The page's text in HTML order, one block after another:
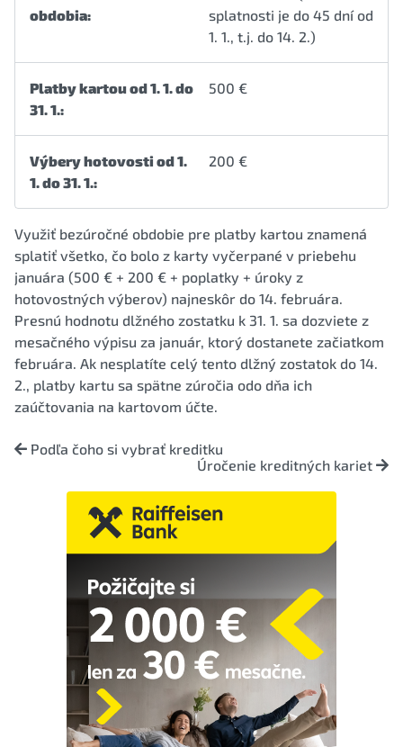
obdobia:
splatnosti je do 45 dní od
1. 1., t.j. do 14. 2.)
Platby kartou od 1. 1. do
31. 1.:
500 €
Výbery hotovosti od 1.
1. do 31. 1.:
200 €
Využiť bezúročné obdobie pre platby kartou znamená
splatiť všetko, čo bolo z karty vyčerpané v priebehu
januára (500 € + 200 € + poplatky + úroky z
hotovostných výberov) najneskôr do 14. februára.
Presnú hodnotu dlžného zostatku k 31. 1. sa dozviete z
mesačného výpisu za január, ktorý dostanete začiatkom
februára. Ak nesplatíte celý tento dlžný zostatok do 14.
2., platby kartu sa spätne zúročia odo dňa ich
zaúčtovania na kartovom účte.
Podľa čoho si vybrať kreditku
Úročenie kreditných kariet